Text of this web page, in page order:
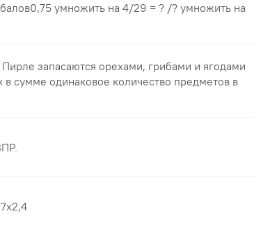
умножить на 4/29 = ? /? умножить на
запасаются орехами, грибами и ягодами
в сумме одинаковое количество предметов в